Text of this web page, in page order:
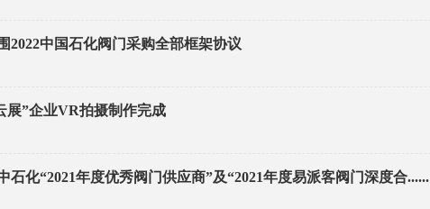
2022中国石化阀门采购全部框架协议
展”企业VR拍摄制作完成
石化“2021年度优秀阀门供应商”及“2021年度易派客阀门深度合......